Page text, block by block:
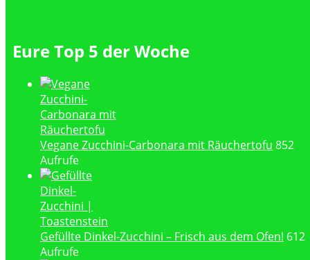
Eure Top 5 der Woche
Vegane Zucchini-Carbonara mit Räuchertofu 852
Aufrufe
Gefüllte Dinkel-Zucchini – Frisch aus dem Ofen! 612
Aufrufe